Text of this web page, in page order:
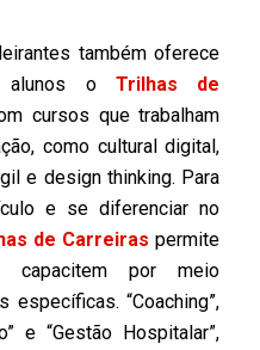
também oferece
alunos oTrilhas de
cursos que trabalham
como cultural digital,
e design thinking. Para
e se diferenciar no
de Carreiras permite
por meio
“Coaching”,
e “Gestão Hospitalar”,